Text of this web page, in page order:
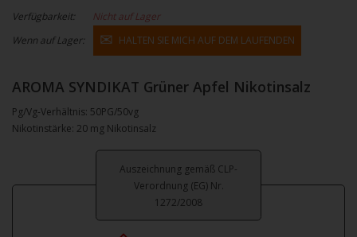
Verfügbarkeit:
Nicht auf Lager
Wenn auf Lager:
HALTEN SIE MICH AUF DEM LAUFENDEN
AROMA SYNDIKAT Grüner Apfel Nikotinsalz
Pg/Vg-Verhältnis: 50PG/50vg
Nikotinstärke: 20 mg Nikotinsalz
Auszeichnung gemäß CLP-
Verordnung (EG) Nr.
1272/2008